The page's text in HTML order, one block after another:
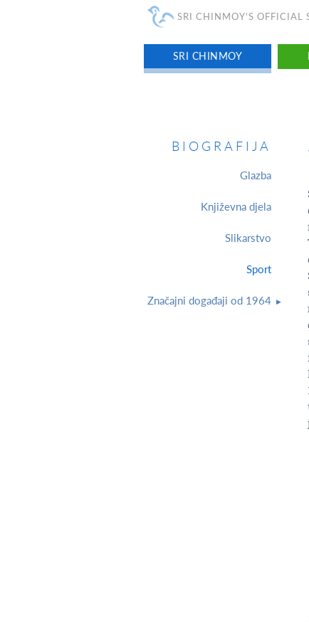
SRI CHINMOY'S OFFICIAL
SRI CHINMOY
BIOGRAFIJA
Glazba
Književna djela
Slikarstvo
Sport
Značajni događaji od 1964